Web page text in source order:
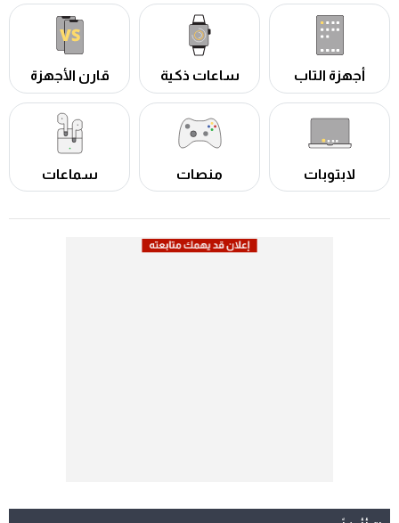
أجهزة التاب ساعات ذكية قارن الأجهزة
لابتوبات منصات سماعات